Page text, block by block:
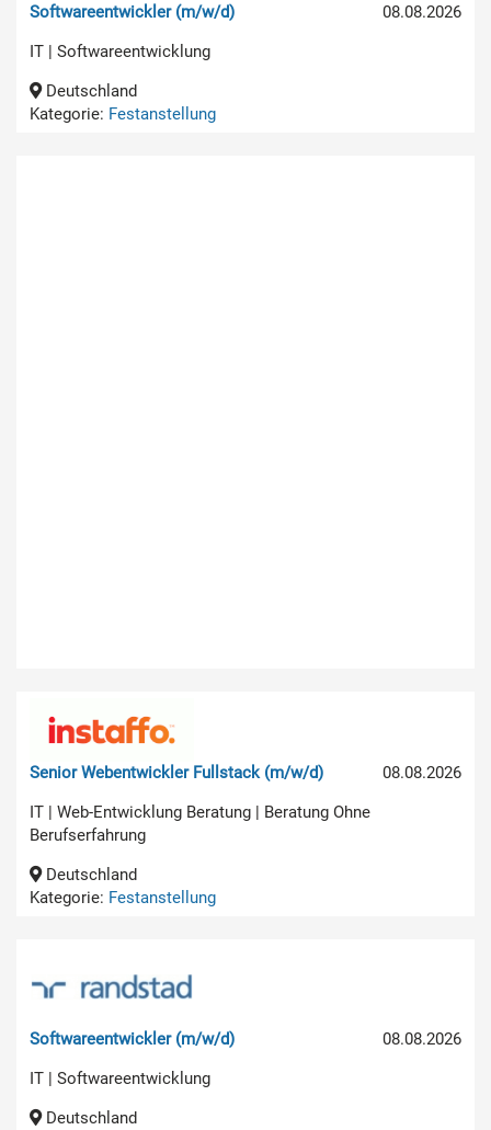
08.08.2026
Softwareentwickler (m/w/d)
IT | Softwareentwicklung
Deutschland
Kategorie: Festanstellung
08.08.2026
Senior Webentwickler Fullstack (m/w/d)
IT | Web-Entwicklung Beratung | Beratung Ohne
Berufserfahrung
Deutschland
Kategorie: Festanstellung
08.08.2026
Softwareentwickler (m/w/d)
IT | Softwareentwicklung
Deutschland